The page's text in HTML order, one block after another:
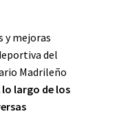
y mejoras
del
Madrileño
lo largo de los